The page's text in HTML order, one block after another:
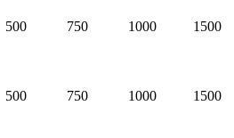
500 750 1000 1500
500 750 1000 1500